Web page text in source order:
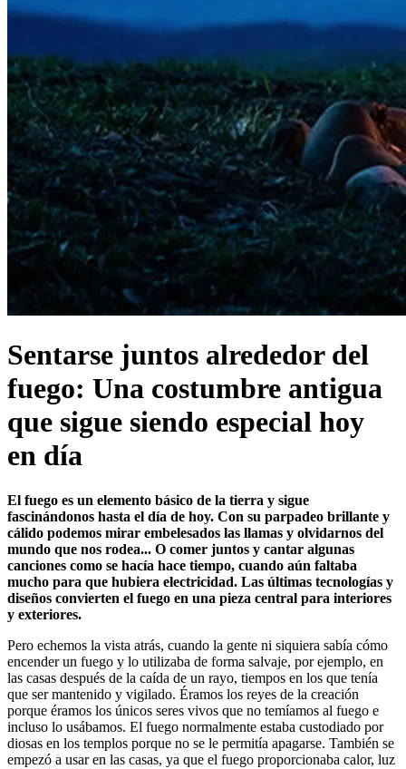
Sentarse juntos alrededor del
fuego: Una costumbre antigua
que sigue siendo especial hoy
en día
El fuego es un elemento básico de la tierra y sigue
fascinándonos hasta el día de hoy. Con su parpadeo brillante y
cálido podemos mirar embelesados ​​las llamas y olvidarnos del
mundo que nos rodea... O comer juntos y cantar algunas
canciones como se hacía hace tiempo, cuando aún faltaba
mucho para que hubiera electricidad. Las últimas tecnologías y
diseños convierten el fuego en una pieza central para interiores
y exteriores.
Pero echemos la vista atrás, cuando la gente ni siquiera sabía cómo
encender un fuego y lo utilizaba de forma salvaje, por ejemplo, en
las casas después de la caída de un rayo, tiempos en los que tenía
que ser mantenido y vigilado. Éramos los reyes de la creación
porque éramos los únicos seres vivos que no temíamos al fuego e
incluso lo usábamos. El fuego normalmente estaba custodiado por
diosas en los templos porque no se le permitía apagarse. También se
empezó a usar en las casas, ya que el fuego proporcionaba calor, luz